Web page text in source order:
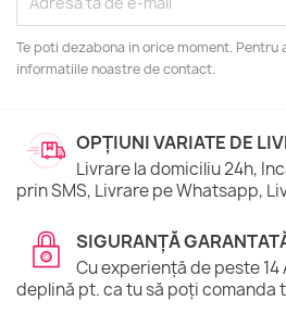
Te poti dezabona in orice moment.
informatiile noastre de contact.
OPȚIUNI VARIATE DE
Livrare la domiciliu 24h,
prin SMS, Livrare pe Whatsapp,
SIGURANȚĂ
Cu experiență de peste
deplină pt. ca tu să poți comanda